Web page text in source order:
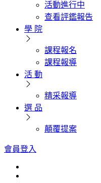
活動進行中
查看評鑑報告
學 院
課程報名
課程報導
活 動
精采報導
選 品
顛覆提案
會員登入